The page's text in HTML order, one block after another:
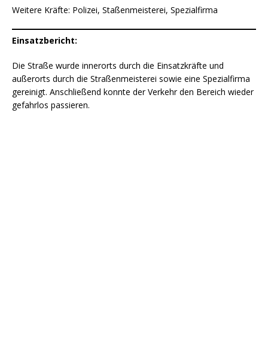
Weitere Kräfte: Polizei, Staßenmeisterei, Spezialfirma
Einsatzbericht:
Die Straße wurde innerorts durch die Einsatzkräfte und
außerorts durch die Straßenmeisterei sowie eine Spezialfirma
gereinigt. Anschließend konnte der Verkehr den Bereich wieder
gefahrlos passieren.